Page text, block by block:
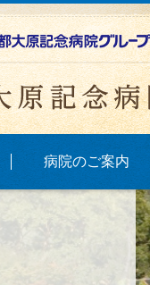
病院のご案内